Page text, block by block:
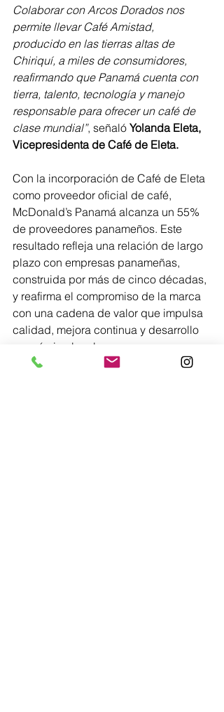
Colaborar con Arcos Dorados nos
permite llevar Café Amistad,
producido en las tierras altas de
Chiriquí, a miles de consumidores,
reafirmando que Panamá cuenta con
tierra, talento, tecnología y manejo
responsable para ofrecer un café de
clase mundial”, señaló Yolanda Eleta,
Vicepresidenta de Café de Eleta.
Con la incorporación de Café de Eleta
como proveedor oficial de café,
McDonald’s Panamá alcanza un 55%
de proveedores panameños. Este
resultado refleja una relación de largo
plazo con empresas panameñas,
construida por más de cinco décadas,
y reafirma el compromiso de la marca
con una cadena de valor que impulsa
calidad, mejora continua y desarrollo
económico local.
Lo más nuevo